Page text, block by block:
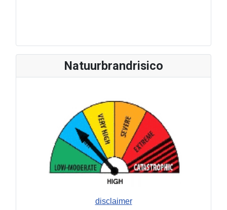
Natuurbrandrisico
disclaimer